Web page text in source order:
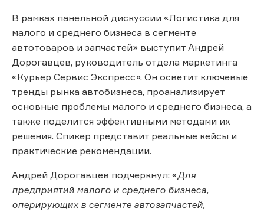
В рамках панельной дискуссии «Логистика для
малого и среднего бизнеса в сегменте
автотоваров и запчастей» выступит Андрей
Дорогавцев, руководитель отдела маркетинга
«Курьер Сервис Экспресс». Он осветит ключевые
тренды рынка автобизнеса, проанализирует
основные проблемы малого и среднего бизнеса, а
также поделится эффективными методами их
решения. Спикер представит реальные кейсы и
практические рекомендации.
Андрей Дорогавцев подчеркнул: «Для
предприятий малого и среднего бизнеса,
оперирующих в сегменте автозапчастей,